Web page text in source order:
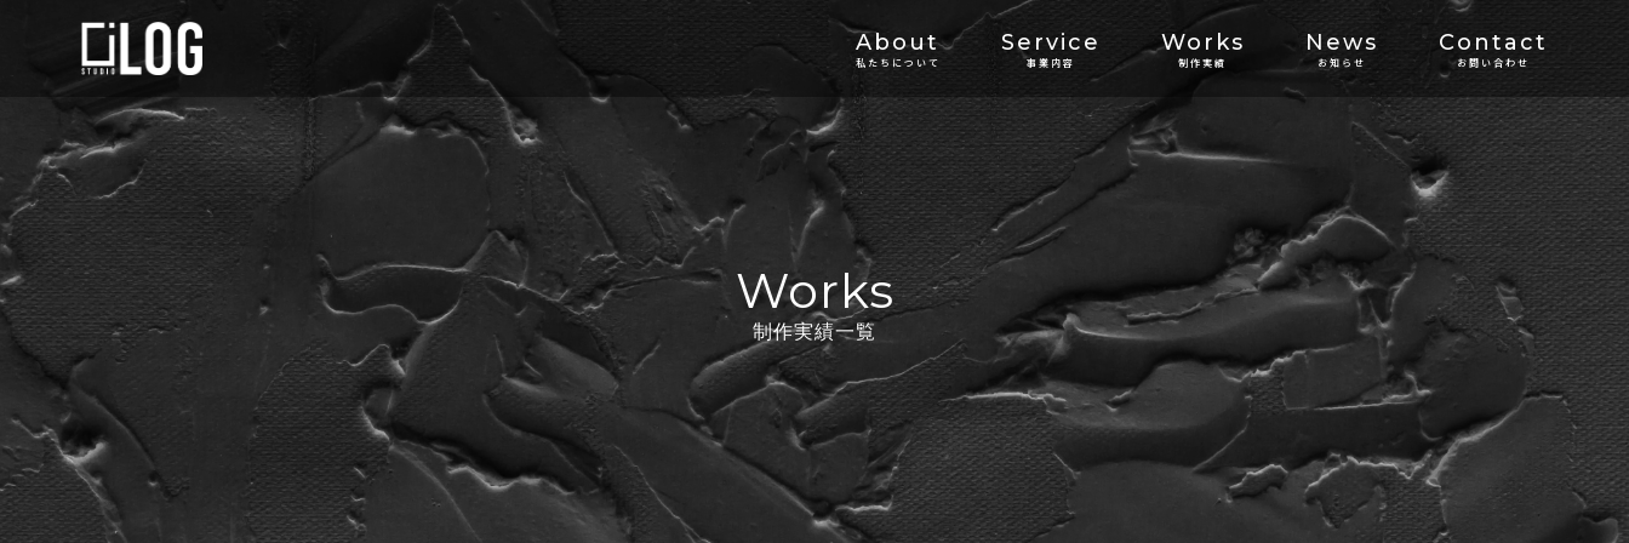
About
私たちについて
Service
事業内容
Works
制作実績
News
お知らせ
Contact
お問い合わせ
Works
制作実績一覧